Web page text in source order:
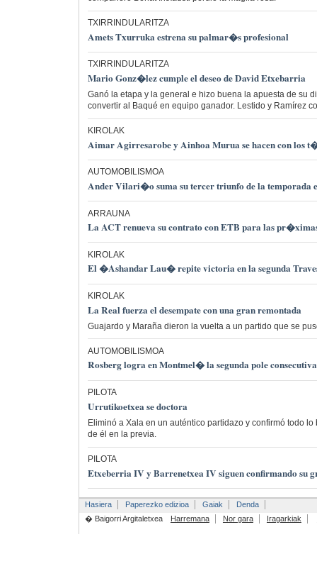
TXIRRINDULARITZA
Amets Txurruka estrena su palmar�s profesional
TXIRRINDULARITZA
Mario Gonz�lez cumple el deseo de David Etxebarria
Ganó la etapa y la general e hizo buena la apuesta de su
convertir al Baqué en equipo ganador. Lestido y Ramírez
KIROLAK
Aimar Agirresarobe y Ainhoa Murua se hacen con los
AUTOMOBILISMOA
Ander Vilari�o suma su tercer triunfo de la temporada
ARRAUNA
La ACT renueva su contrato con ETB para las
KIROLAK
El �Ashandar Lau� repite victoria en la segunda
KIROLAK
La Real fuerza el desempate con una gran remontada
Guajardo y Maraña dieron la vuelta a un partido que se
AUTOMOBILISMOA
Rosberg logra en Montmel� la segunda pole
PILOTA
Urrutikoetxea se doctora
Eliminó a Xala en un auténtico partidazo y confirmó todo
de él en la previa.
PILOTA
Etxeberria IV y Barrenetxea IV siguen confirmando su
Hasiera Paperezko edizioa Gaiak
Denda
� Baigorri Argitaletxea
Harremana Nor gara Iragarkiak